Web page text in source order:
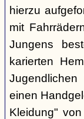
hierzu
mit
Jungens
karierten
einen
Kleidung"